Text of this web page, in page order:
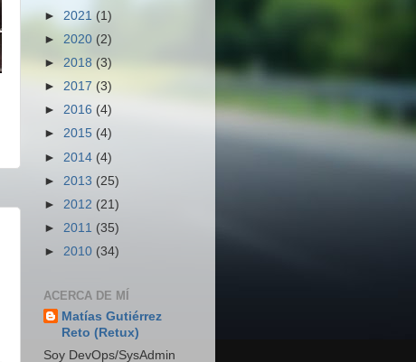
► 2021 (1)
► 2020 (2)
► 2018 (3)
► 2017 (3)
► 2016 (4)
► 2015 (4)
► 2014 (4)
► 2013 (25)
► 2012 (21)
► 2011 (35)
► 2010 (34)
ACERCA DE MÍ
Matías Gutiérrez
Reto (Retux)
Soy DevOps/SysAdmin